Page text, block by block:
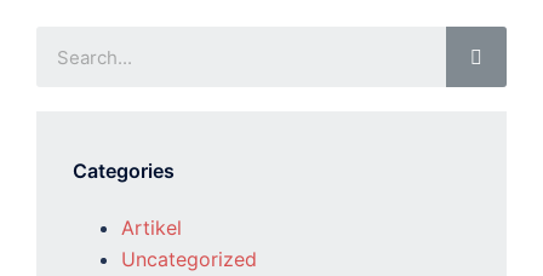
Categories
Artikel
Uncategorized